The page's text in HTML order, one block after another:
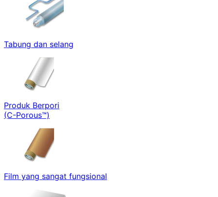
Tabung dan selang
Produk Berpori
(C-Porous™)
Film yang sangat fungsional